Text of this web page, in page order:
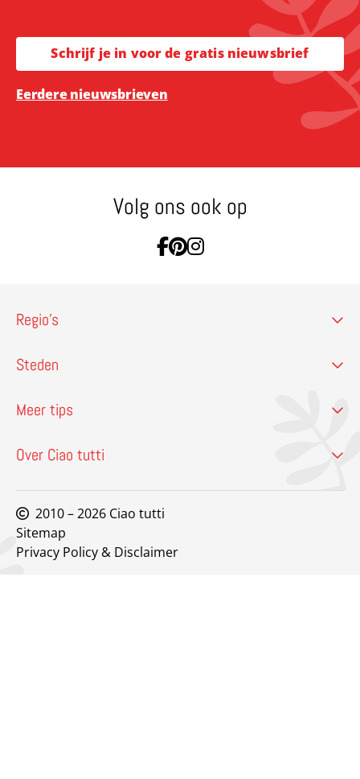
Schrijf je in voor de gratis nieuwsbrief
Eerdere nieuwsbrieven
Volg ons ook op
Ga naar Facebook
Ga naar Pinterest
Ga naar Instagram
Regio’s
Steden
Meer tips
Over Ciao tutti
2010 – 2026 Ciao tutti
Sitemap
Privacy Policy & Disclaimer